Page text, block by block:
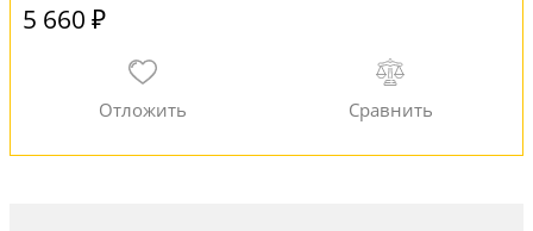
5 660 ₽